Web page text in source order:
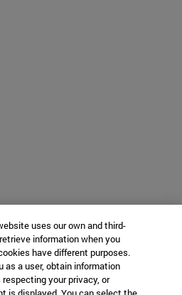
uses our own and third-
information when you
have different purposes.
as a user, obtain information
your privacy, or